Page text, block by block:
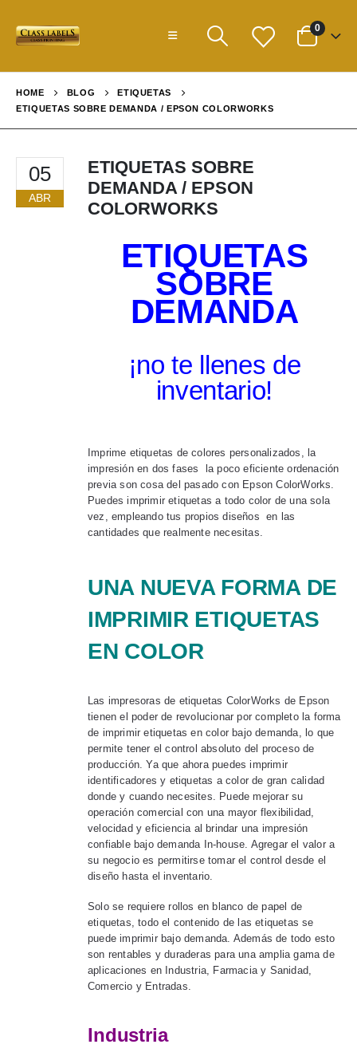
0
HOME BLOG
ETIQUETAS
ETIQUETAS SOBRE DEMANDA / EPSON COLORWORKS
05
ABR
ETIQUETAS SOBRE
DEMANDA / EPSON
COLORWORKS
ETIQUETAS
SOBRE
DEMANDA
¡no te llenes de
inventario!
Imprime etiquetas de colores personalizados, la
impresión en dos fases la poco eficiente ordenación
previa son cosa del pasado con Epson ColorWorks.
Puedes imprimir etiquetas a todo color de una sola
vez, empleando tus propios diseños en las
cantidades que realmente necesitas.
UNA NUEVA FORMA DE
IMPRIMIR ETIQUETAS
EN COLOR
Las impresoras de etiquetas ColorWorks de Epson
tienen el poder de revolucionar por completo la forma
de imprimir etiquetas en color bajo demanda, lo que
permite tener el control absoluto del proceso de
producción. Ya que ahora puedes imprimir
identificadores y etiquetas a color de gran calidad
donde y cuando necesites. Puede mejorar su
operación comercial con una mayor flexibilidad,
velocidad y eficiencia al brindar una impresión
confiable bajo demanda In-house. Agregar el valor a
su negocio es permitirse tomar el control desde el
diseño hasta el inventario.
Solo se requiere rollos en blanco de papel de
etiquetas, todo el contenido de las etiquetas se
puede imprimir bajo demanda. Además de todo esto
son rentables y duraderas para una amplia gama de
aplicaciones en Industria, Farmacia y Sanidad,
Comercio y Entradas.
Industria